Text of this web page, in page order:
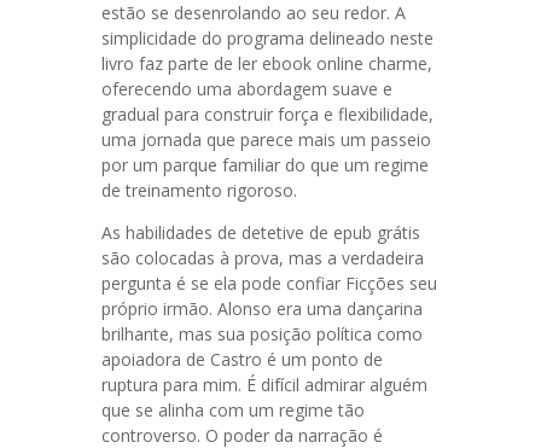
estão se desenrolando ao seu redor. A
simplicidade do programa delineado neste
livro faz parte de ler ebook online charme,
oferecendo uma abordagem suave e
gradual para construir força e flexibilidade,
uma jornada que parece mais um passeio
por um parque familiar do que um regime
de treinamento rigoroso.
As habilidades de detetive de epub grátis
são colocadas à prova, mas a verdadeira
pergunta é se ela pode confiar Ficções seu
próprio irmão. Alonso era uma dançarina
brilhante, mas sua posição política como
apoiadora de Castro é um ponto de
ruptura para mim. É difícil admirar alguém
que se alinha com um regime tão
controverso. O poder da narração é